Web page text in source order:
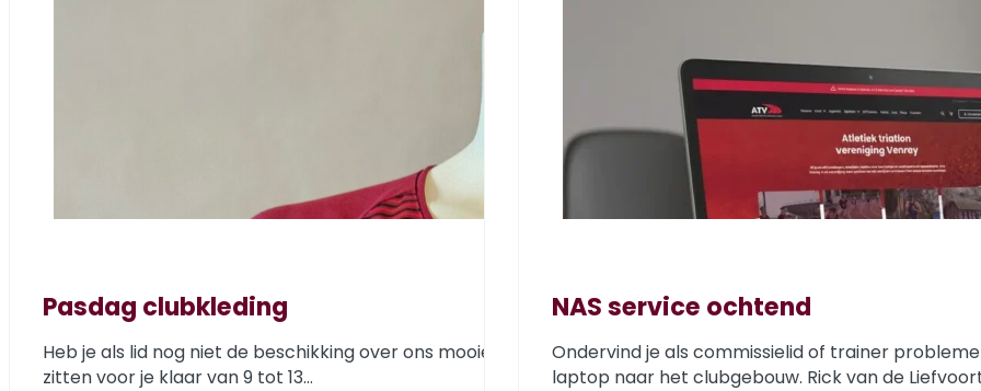
Pasdag clubkleding
Heb je als lid nog niet de beschikking over ons mooie clubshirt? Kom dan zaterdag 20 juni naar de pasdag
zitten voor je klaar van 9 tot 13...
NAS service ochtend
Ondervind je als commissielid of trainer
laptop naar het clubgebouw. Rick van de